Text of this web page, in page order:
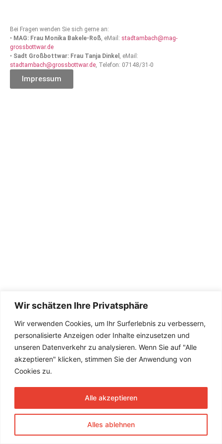
Wir schätzen Ihre Privatsphäre
Wir verwenden Cookies, um Ihr Surferlebnis zu verbessern,
personalisierte Anzeigen oder Inhalte einzusetzen und
unseren Datenverkehr zu analysieren. Wenn Sie auf "Alle
akzeptieren" klicken, stimmen Sie der Anwendung von
Cookies zu.
Alles ablehnen
Alle akzeptieren
Bei Fragen wenden Sie sich gerne an:
• MAG: Frau Monika Bakele-Roß, eMail: stadtambach@mag-
grossbottwar.de
• Sadt Großbottwar: Frau Tanja Dinkel , eMail:
stadtambach@grossbottwar.de, Telefon: 07148/31-0
Impressum